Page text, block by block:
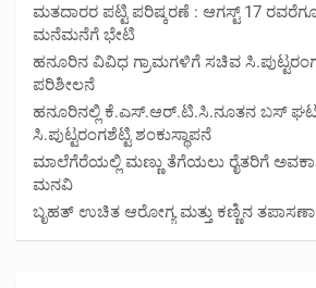
ಮತದಾರರ ಪಟ್ಟಿ ಪರಿಷ್ಕರಣೆ : ಆಗಸ್ಟ್ 17
ಮನೆಮನೆಗೆ ಭೇಟಿ
ಹನೂರಿನ ವಿವಿಧ ಗ್ರಾಮಗಳಿಗೆ ಸಚಿವ
ಪರಿಶೀಲನೆ
ಹನೂರಿನಲ್ಲಿ ಕೆ.ಎಸ್.ಆರ್.ಟಿ.ಸಿ.ನೂತನ ಬಸ್
ಸಿ.ಪುಟ್ಟರಂಗಶೆಟ್ಟಿ ಶಂಕುಸ್ಥಾಪನೆ
ಮಾಲೆಗೆರೆಯಲ್ಲಿ ಮಣ್ಣು ತೆಗೆಯಲು ರೈತರಿಗೆ
ಮನವಿ
ಬೃಹತ್ ಉಚಿತ ಆರೋಗ್ಯ ಮತ್ತು ಕಣ್ಣಿನ